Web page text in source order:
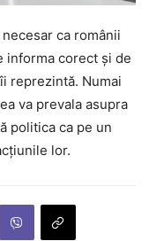
ca românii
informa corect și de
reprezintă. Numai
va prevala asupra
politica ca pe un
lor.